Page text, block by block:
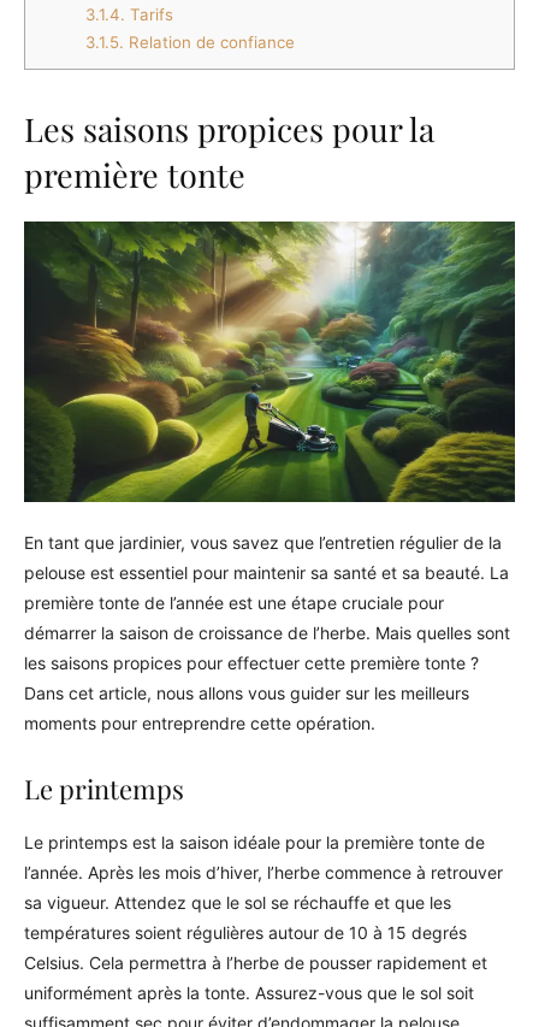
3.1.4. Tarifs
3.1.5. Relation de confiance
Les saisons propices pour la
première tonte
En tant que jardinier, vous savez que l’entretien régulier de la
pelouse est essentiel pour maintenir sa santé et sa beauté. La
première tonte de l’année est une étape cruciale pour
démarrer la saison de croissance de l’herbe. Mais quelles sont
les saisons propices pour effectuer cette première tonte ?
Dans cet article, nous allons vous guider sur les meilleurs
moments pour entreprendre cette opération.
Le printemps
Le printemps est la saison idéale pour la première tonte de
l’année. Après les mois d’hiver, l’herbe commence à retrouver
sa vigueur. Attendez que le sol se réchauffe et que les
températures soient régulières autour de 10 à 15 degrés
Celsius. Cela permettra à l’herbe de pousser rapidement et
uniformément après la tonte. Assurez-vous que le sol soit